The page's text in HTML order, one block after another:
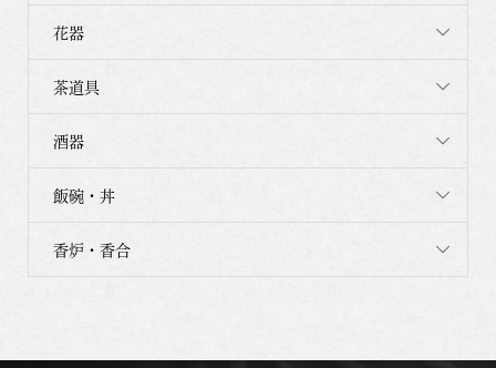
花器
茶道具
酒器
飯碗・丼
香炉・香合